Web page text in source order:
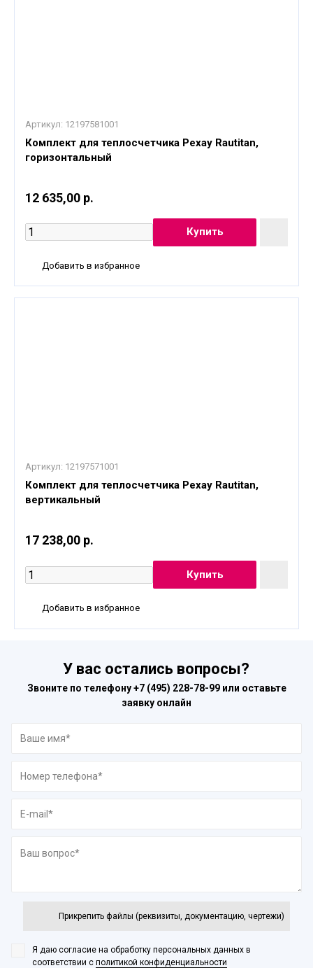
Артикул: 12197581001
Комплект для теплосчетчика Рехау Rautitan,
горизонтальный
12 635,00 р.
Добавить в избранное
Артикул: 12197571001
Комплект для теплосчетчика Рехау Rautitan,
вертикальный
17 238,00 р.
Добавить в избранное
У вас остались вопросы?
Звоните по телефону+7 (495) 228-78-99или оставьте
заявку онлайн
Прикрепить файлы (реквизиты, документацию, чертежи)
Я даю согласие на обработку персональных данных в
соответствии с политикой конфиденциальности